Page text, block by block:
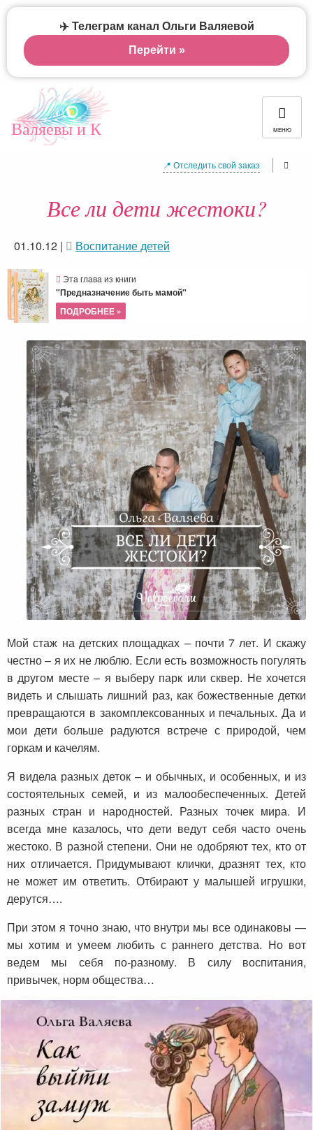
Валяевы и К МЕНЮ
📍 Отследить свой заказ
Все ли дети жестоки?
01.10.12 | Воспитание детей
Эта глава из книги
"Предназначение быть мамой"
ПОДРОБНЕЕ »
Мой стаж на детских площадках – почти 7 лет. И скажу
честно – я их не люблю. Если есть возможность погулять
в другом месте – я выберу парк или сквер. Не хочется
видеть и слышать лишний раз, как божественные детки
превращаются в закомплексованных и печальных. Да и
мои дети больше радуются встрече с природой, чем
горкам и качелям.
Я видела разных деток – и обычных, и особенных, и из
состоятельных семей, и из малообеспеченных. Детей
разных стран и народностей. Разных точек мира. И
всегда мне казалось, что дети ведут себя часто очень
жестоко. В разной степени. Они не одобряют тех, кто от
них отличается. Придумывают клички, дразнят тех, кто
не может им ответить. Отбирают у малышей игрушки,
дерутся….
При этом я точно знаю, что внутри мы все одинаковы —
мы хотим и умеем любить с раннего детства. Но вот
ведем мы себя по-разному. В силу воспитания,
привычек, норм общества…
✈️ Телеграм канал Ольги Валяевой
Перейти »